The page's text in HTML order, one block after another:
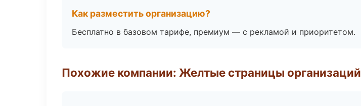
Как разместить организацию?
Бесплатно в базовом тарифе, премиум — с рекламой и приоритетом.
Похожие компании: Желтые страницы организаций